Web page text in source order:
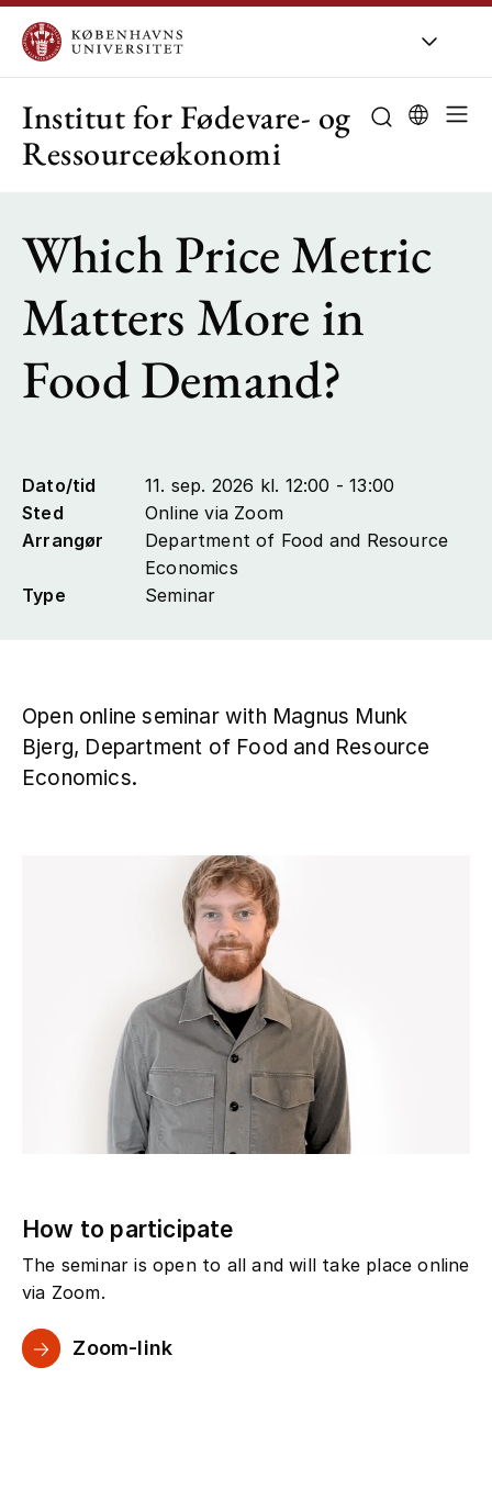
Institut for Fødevare- og
Ressourceøkonomi
Which Price Metric
Matters More in
Food Demand?
Dato/tid
11. sep. 2026 kl. 12:00 - 13:00
Sted
Online via Zoom
Arrangør
Department of Food and Resource
Economics
Type
Seminar
Open online seminar with Magnus Munk
Bjerg, Department of Food and Resource
Economics.
How to participate
The seminar is open to all and will take place online
via Zoom.
Zoom-link
Organisation
Forskning
Rådgivning
Kontakt